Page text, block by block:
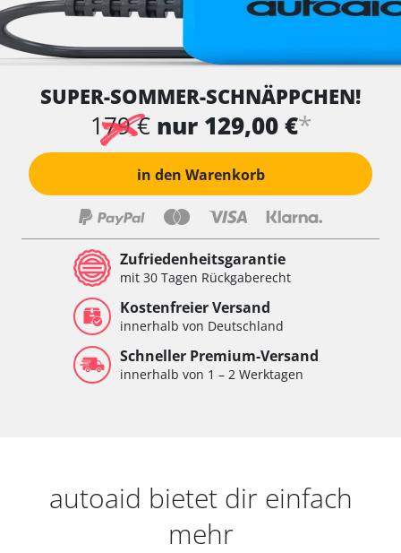
SUPER-SOMMER-SCHNÄPPCHEN!
179 € nur 129,00 €*
in den Warenkorb
Zufriedenheitsgarantie
mit 30 Tagen Rückgaberecht
Kostenfreier Versand
innerhalb von Deutschland
Schneller Premium-Versand
innerhalb von 1 – 2 Werktagen
autoaid bietet dir einfach
mehr